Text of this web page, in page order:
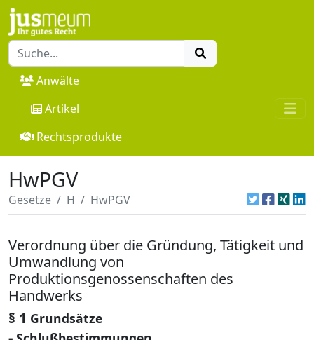
Anwälte
Artikel
Rechtsprodukte
HwPGV
Gesetze H HwPGV
Verordnung über die Gründung, Tätigkeit und
Umwandlung von
Produktionsgenossenschaften des
Handwerks
§ 1 Grundsätze